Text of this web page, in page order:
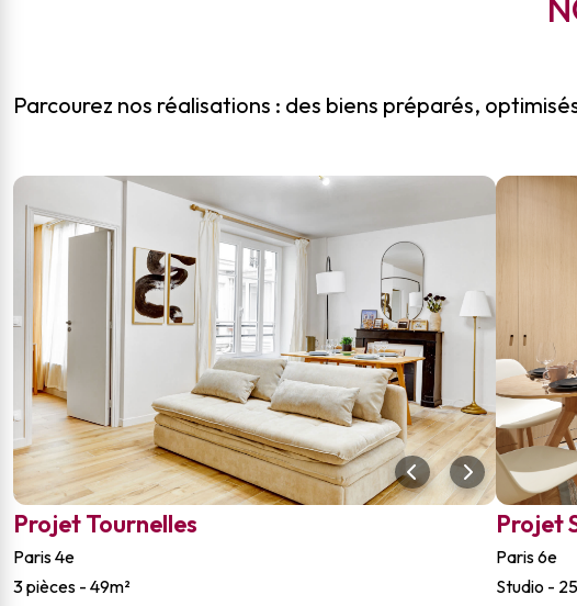
Parcourez nos réalisations : des biens préparés,
Projet Tournelles
Paris 4e
3 pièces - 49m²
Projet
Paris 6e
Studio -